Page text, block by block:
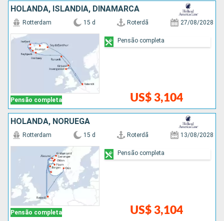
HOLANDA, ISLÂNDIA, DINAMARCA
Pensão completa
Rotterdam 15 d Roterdã 27/08/2028
US$ 3,104
Pensão completa
HOLANDA, NORUEGA
Pensão completa
Rotterdam 15 d Roterdã 13/08/2028
US$ 3,104
Pensão completa